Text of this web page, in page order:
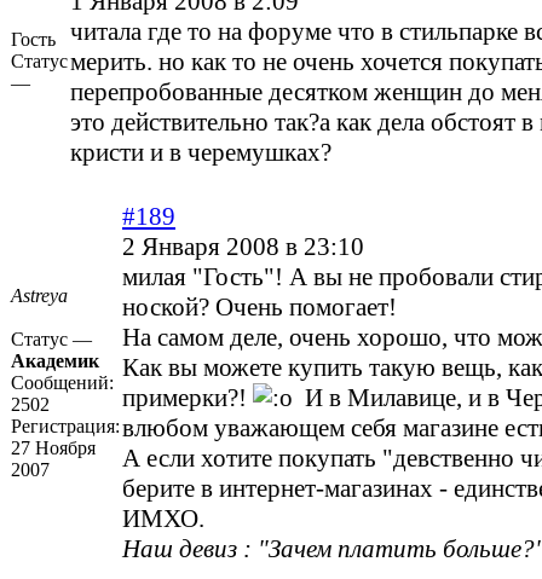
Гость
Статус
—
читала где то на форуме что в стильпарке
мерить. но как то не очень хочется
перепробованные десятком женщин до
это действительно так?а как дела обстоят
кристи и в черемушках?
Astreya
Статус —
Академик
Сообщений:
2502
Регистрация:
27 Ноября
2007
#189
2 Января 2008 в 23:10
милая "Гость"! А вы не пробовали
ноской? Очень помогает!
На самом деле, очень хорошо, что
Как вы можете купить такую вещь, как
примерки?!
И в Милавице, и в
влюбом уважающем себя магазине
А если хотите покупать "девственно
берите в интернет-магазинах -
ИМХО.
Наш девиз : "Зачем платить